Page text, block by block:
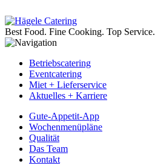
Best Food. Fine Cooking. Top Service.
Betriebscatering
Eventcatering
Miet + Lieferservice
Aktuelles + Karriere
Gute-Appetit-App
Wochenmenüpläne
Qualität
Das Team
Kontakt